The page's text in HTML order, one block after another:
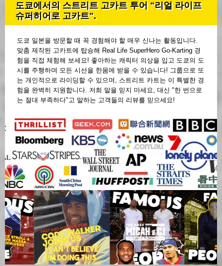
도쿄에서의 스트리트 고카트 투어 "리얼 라이프
슈퍼히어로 고카트".
도쿄 일본을 방문할 때 꼭 경험해야 할 매우 신나는 활동입니다.
맞춤 제작된 고카트에 탑승해 Real Life SuperHero Go-Karting 경
험을 직접 체험해 보세요! 좋아하는 캐릭터 의상을 입고 도쿄의 도
시를 주행하며 모든 시선을 한몸에 받을 수 있습니다! 그룹으로 또
는 개인적으로 라이딩할 수 있으며, 스트리트 카트는 이 특별한 경
험을 완벽히 지원합니다. 저희 말을 믿지 마세요, 대신 "한 번으로
는 절대 부족하다"고 말하는 고객들의 리뷰를 믿으세요!